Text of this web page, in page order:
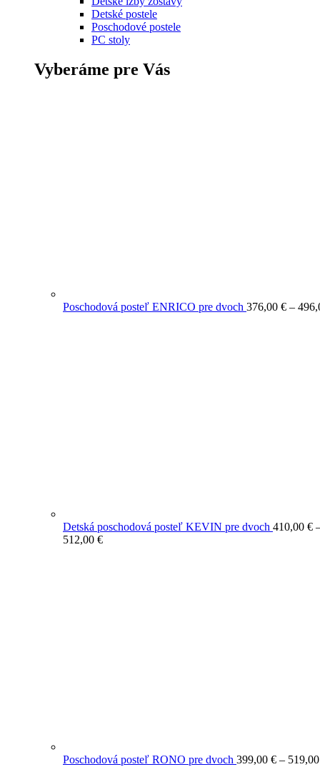
Detské postele
Poschodové postele
PC stoly
Vyberáme pre Vás
Poschodová posteľ ENRICO pre dvoch 376,00 € –
Detská poschodová posteľ KEVIN pre dvoch 410,00 €
512,00 €Price
Poschodová posteľ RONO pre dvoch 399,00 € –